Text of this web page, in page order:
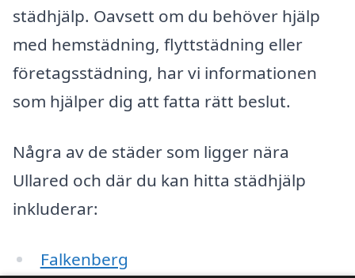
städhjälp. Oavsett om du behöver hjälp
med hemstädning, flyttstädning eller
företagsstädning, har vi informationen
som hjälper dig att fatta rätt beslut.
Några av de städer som ligger nära
Ullared och där du kan hitta städhjälp
inkluderar:
Falkenberg